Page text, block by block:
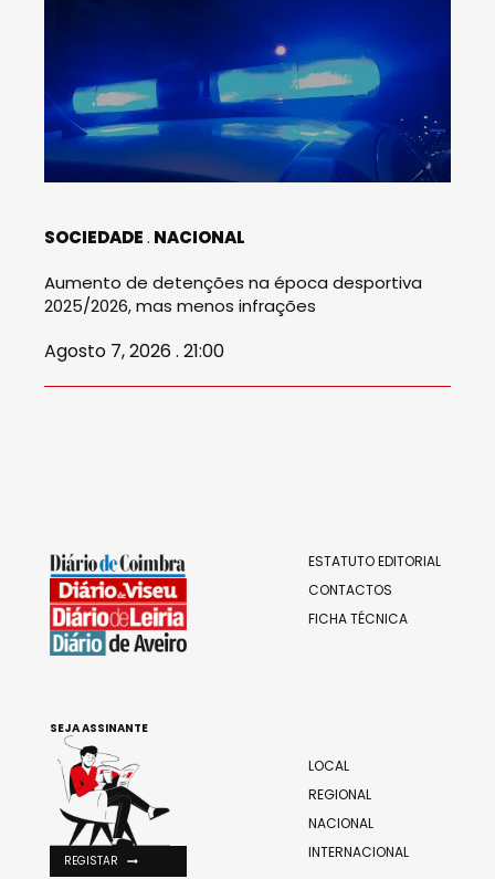
SOCIEDADE NACIONAL
Aumento de detenções na época desportiva
2025/2026, mas menos infrações
Agosto 7, 2026 . 21:00
ESTATUTO EDITORIAL
CONTACTOS
FICHA TÉCNICA
LOCAL
REGIONAL
NACIONAL
INTERNACIONAL
SEJA ASSINANTE
REGISTAR